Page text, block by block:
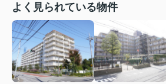
よく見られている物件